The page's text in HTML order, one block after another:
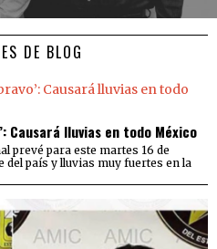
DE BLOG
Causará lluvias en todo México
prevé para este martes 16 de
país y lluvias muy fuertes en la